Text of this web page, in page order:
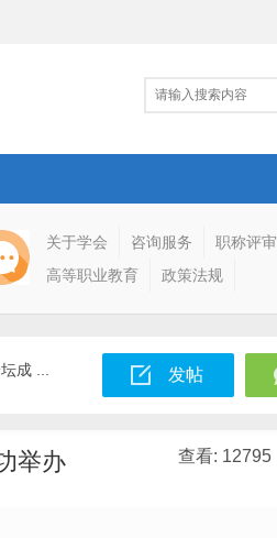
关于学会 咨询服务 职称评审
高等职业教育
政策法规
成 ... 发帖
举办 查看: 12795